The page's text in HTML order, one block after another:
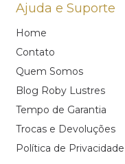
Ajuda e Suporte
Home
Contato
Quem Somos
Blog Roby Lustres
Tempo de Garantia
Trocas e Devoluções
Política de Privacidade